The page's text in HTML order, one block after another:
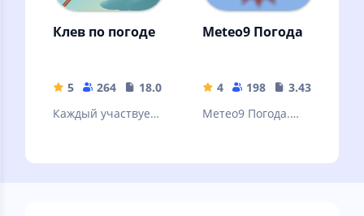
Клев по погоде
5 264
18.08 MB
Каждый участвует
Meteo9 Погода
4 198
3.43 MB
Метео9 Погода.